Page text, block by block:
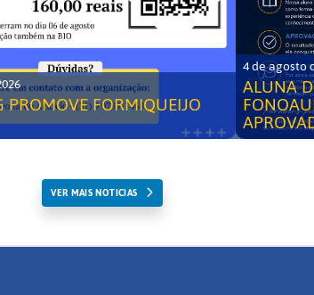
FORMIQUEIJO
4 de agosto
ALUNA
VER MAIS NOTICIAS